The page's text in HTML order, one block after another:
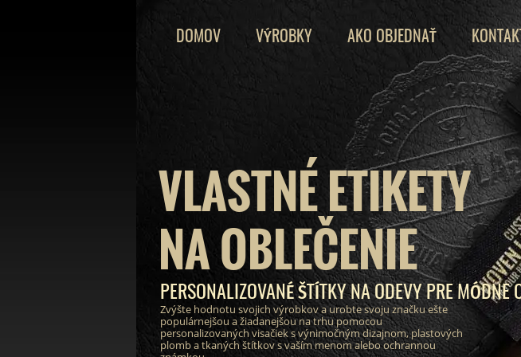
VLASTNÉ ETIKETY
NA OBLEČENIE
PERSONALIZOVANÉ ŠTÍTKY NA ODEVY PRE MÓDNE
Zvýšte hodnotu svojich výrobkov a urobte svoju značku ešte
populárnejšou a žiadanejšou na trhu pomocou
personalizovaných visačiek s výnimočným dizajnom, plastových
plomb a tkaných štítkov s vaším menom alebo ochrannou
DOMOV VÝROBKY AKO OBJEDNAŤ